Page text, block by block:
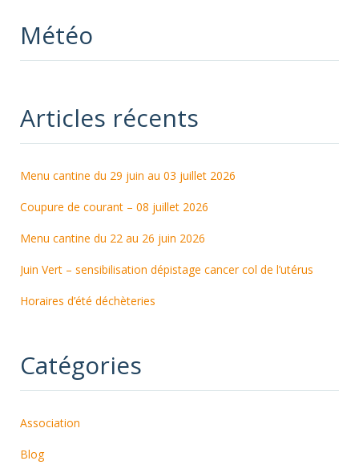
Météo
Articles récents
Menu cantine du 29 juin au 03 juillet 2026
Coupure de courant – 08 juillet 2026
Menu cantine du 22 au 26 juin 2026
Juin Vert – sensibilisation dépistage cancer col de l’utérus
Horaires d’été déchèteries
Catégories
Association
Blog